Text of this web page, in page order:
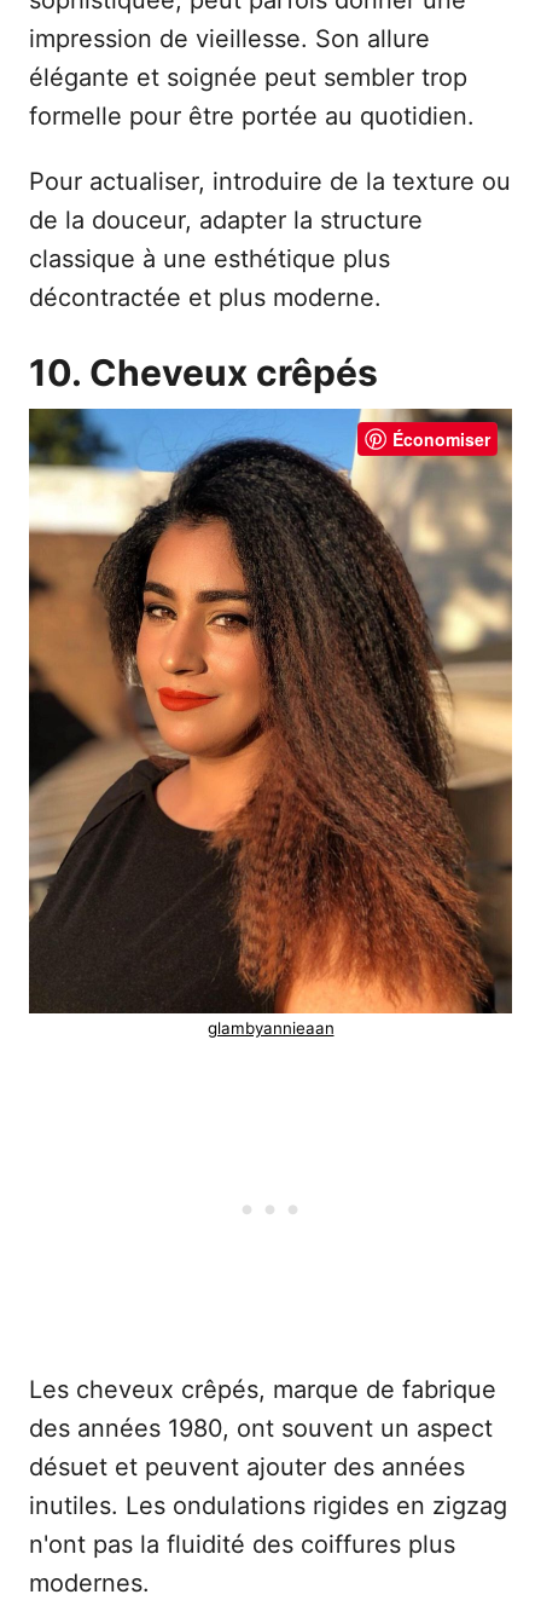
impression de vieillesse. Son allure
élégante et soignée peut sembler trop
formelle pour être portée au quotidien.
Pour actualiser, introduire de la texture ou
de la douceur, adapter la structure
classique à une esthétique plus
décontractée et plus moderne.
10. Cheveux crêpés
Économiser
glambyannieaan
Les cheveux crêpés, marque de fabrique
des années 1980, ont souvent un aspect
désuet et peuvent ajouter des années
inutiles. Les ondulations rigides en zigzag
n'ont pas la fluidité des coiffures plus
modernes.